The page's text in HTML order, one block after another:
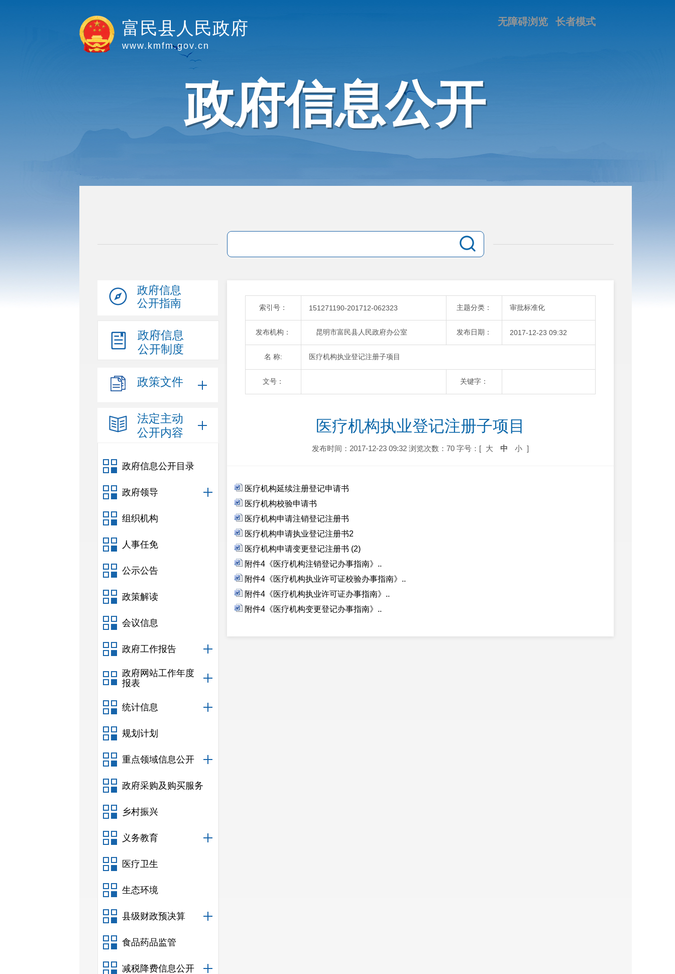
富民县人民政府
www.kmfm.gov.cn
长者模式
无障碍浏览
政府信息公开
政府信息
公开指南
政府信息
公开制度
政策文件
法定主动
公开内容
政府信息公开目录
政府领导
组织机构
人事任免
公示公告
政策解读
会议信息
政府工作报告
政府网站工作年度
报表
统计信息
规划计划
重点领域信息公开
政府采购及购买服务
乡村振兴
义务教育
医疗卫生
生态环境
县级财政预决算
食品药品监管
减税降费信息公开
索引号： 151271190-201712-062323 主题分类： 审批标准化
发布机构： 昆明市富民县人民政府办公室 发布日期： 2017-12-23 09:32
名 称: 医疗机构执业登记注册子项目
文号： 关键字：
医疗机构执业登记注册子项目
发布时间：2017-12-23 09:32 浏览次数：70 字号：[ 大 中 小 ]
医疗机构延续注册登记申请书
医疗机构校验申请书
医疗机构申请注销登记注册书
医疗机构申请执业登记注册书2
医疗机构申请变更登记注册书 (2)
附件4《医疗机构注销登记办事指南》..
附件4《医疗机构执业许可证校验办事指南》..
附件4《医疗机构执业许可证办事指南》..
附件4《医疗机构变更登记办事指南》..